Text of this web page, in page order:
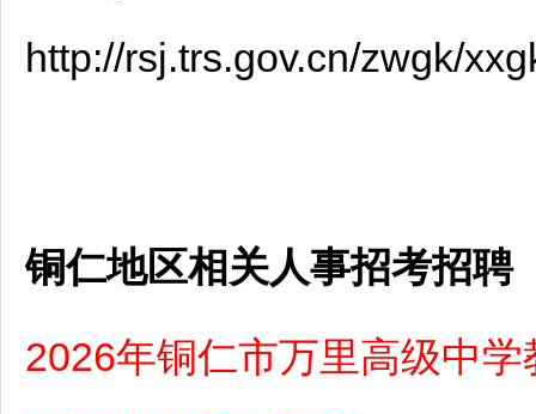
http://rsj.trs.gov.cn/zwgk/
铜仁地区相关人事招考招聘
2026年铜仁市万里高级中